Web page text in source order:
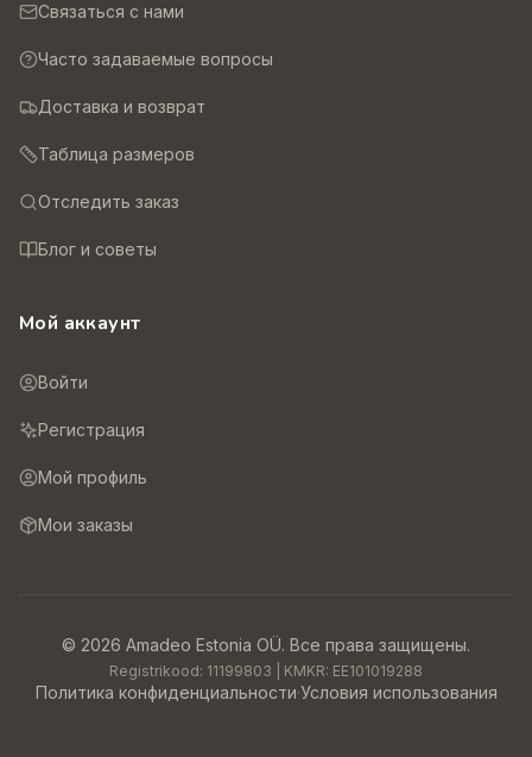
Связаться с нами
Часто задаваемые вопросы
Доставка и возврат
Таблица размеров
Отследить заказ
Блог и советы
Мой аккаунт
Войти
Регистрация
Мой профиль
Мои заказы
© 2026 Amadeo Estonia OÜ. Все права защищены.
Registrikood: 11199803 | KMKR: EE101019288
Политика конфиденциальности·Условия использования